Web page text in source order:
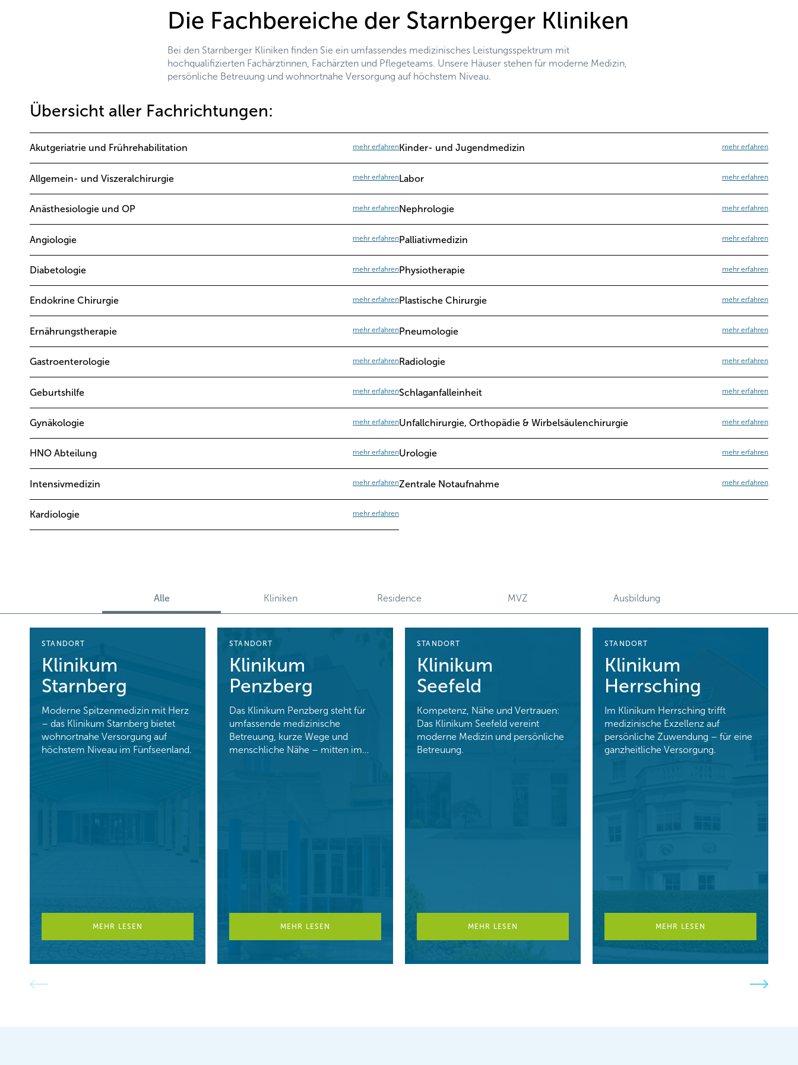
Die Fachbereiche der Starnberger Kliniken
Bei den Starnberger Kliniken finden Sie ein umfassendes medizinisches Leistungsspektrum mit
hochqualifizierten Fachärztinnen, Fachärzten und Pflegeteams. Unsere Häuser stehen für moderne Medizin,
persönliche Betreuung und wohnortnahe Versorgung auf höchstem Niveau.
Übersicht aller Fachrichtungen:
Akutgeriatrie und Frührehabilitation mehr erfahren
Allgemein- und Viszeralchirurgie mehr erfahren
Anästhesiologie und OP mehr erfahren
Angiologie mehr erfahren
Diabetologie mehr erfahren
Endokrine Chirurgie mehr erfahren
Ernährungstherapie mehr erfahren
Gastroenterologie mehr erfahren
Geburtshilfe mehr erfahren
Gynäkologie mehr erfahren
HNO Abteilung mehr erfahren
Intensivmedizin mehr erfahren
Kardiologie mehr erfahren
Kinder- und Jugendmedizin mehr erfahren
Labor mehr erfahren
Nephrologie mehr erfahren
Palliativmedizin mehr erfahren
Physiotherapie mehr erfahren
Plastische Chirurgie mehr erfahren
Pneumologie mehr erfahren
Radiologie mehr erfahren
Schlaganfalleinheit mehr erfahren
Unfallchirurgie, Orthopädie & Wirbelsäulenchirurgie mehr erfahren
Urologie mehr erfahren
Zentrale Notaufnahme mehr erfahren
STANDORT
Klinikum
Starnberg
Moderne Spitzenmedizin mit Herz
– das Klinikum Starnberg bietet
wohnortnahe Versorgung auf
höchstem Niveau im Fünfseenland.
MEHR LESEN
STANDORT
Klinikum
Penzberg
Das Klinikum Penzberg steht für
umfassende medizinische
Betreuung, kurze Wege und
menschliche Nähe – mitten im…
MEHR LESEN
STANDORT
Klinikum
Seefeld
Kompetenz, Nähe und Vertrauen:
Das Klinikum Seefeld vereint
moderne Medizin und persönliche
Betreuung.
MEHR LESEN
STANDORT
Klinikum
Herrsching
Im Klinikum Herrsching trifft
medizinische Exzellenz auf
persönliche Zuwendung – für eine
ganzheitliche Versorgung.
MEHR LESEN
Alle Kliniken Residence MVZ Ausbildung